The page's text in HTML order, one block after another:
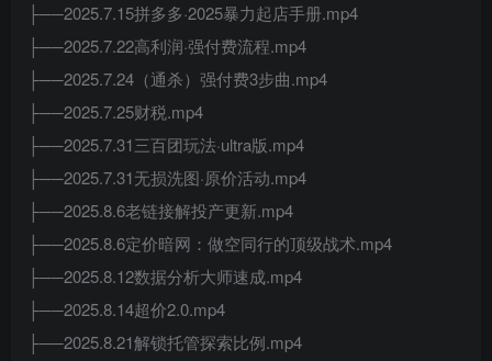
├──2025.7.15拼多多·2025暴力起店手册.mp4
├──2025.7.22高利润·强付费流程.mp4
├──2025.7.24（通杀）强付费3步曲.mp4
├──2025.7.25财税.mp4
├──2025.7.31三百团玩法·ultra版.mp4
├──2025.7.31无损洗图·原价活动.mp4
├──2025.8.6老链接解投产更新.mp4
├──2025.8.6定价暗网：做空同行的顶级战术.mp4
├──2025.8.12数据分析大师速成.mp4
├──2025.8.14超价2.0.mp4
├──2025.8.21解锁托管探索比例.mp4